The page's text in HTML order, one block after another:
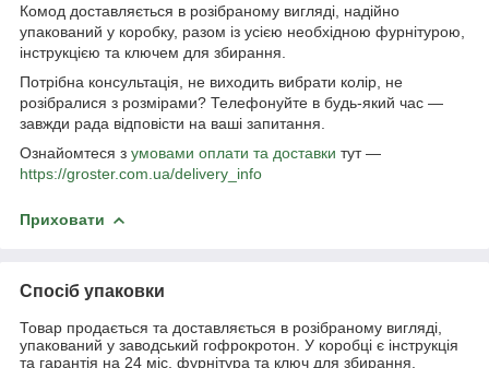
Комод доставляється в розібраному вигляді, надійно
упакований у коробку, разом із усією необхідною фурнітурою,
інструкцією та ключем для збирання.
Потрібна консультація, не виходить вибрати колір, не
розібралися з розмірами? Телефонуйте в будь-який час —
завжди рада відповісти на ваші запитання.
Ознайомтеся з умовами оплати та доставки тут —
https://groster.com.ua/delivery_info
Приховати
Спосіб упаковки
Товар продається та доставляється в розібраному вигляді,
упакований у заводський гофрокротон. У коробці є інструкція
та гарантія на 24 міс, фурнітура та ключ для збирання.